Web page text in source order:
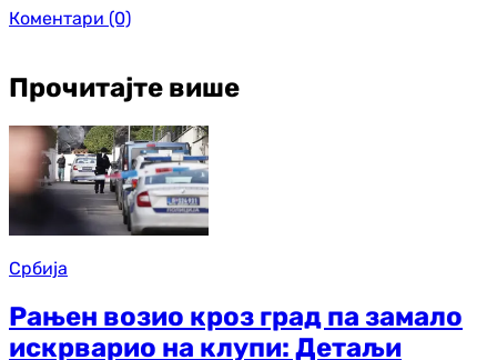
Коментари (0)
Прочитајте више
Србија
Рањен возио кроз град па замало
искрварио на клупи: Детаљи